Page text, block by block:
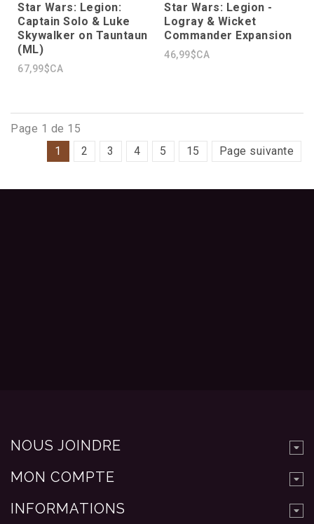
Star Wars: Legion:
Captain Solo & Luke
Skywalker on Tauntaun
(ML)
67,99$CA
Star Wars: Legion -
Logray & Wicket
Commander Expansion
46,99$CA
Page 1 de 15
1
2 3 4 5 15 Page suivante
NOUS JOINDRE
MON COMPTE
INFORMATIONS